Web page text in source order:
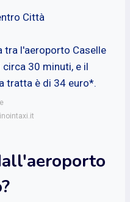
Città
tra l'aeroporto Caselle
30 minuti, e il
tratta è di 34 euro*.